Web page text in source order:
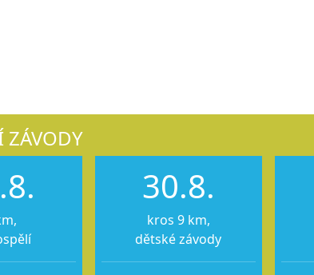
ZÁVODY
30.8.
kros 9 km,
dětské závody